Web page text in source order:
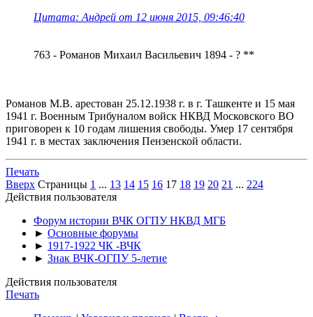
Цитата: Андрей от 12 июня 2015, 09:46:40
763 - Романов Михаил Васильевич 1894 - ? **
Романов М.В. арестован 25.12.1938 г. в г. Ташкенте и 15 мая
1941 г. Военным Трибуналом войск НКВД Московского ВО
приговорен к 10 годам лишения свободы. Умер 17 сентября
1941 г. в местах заключения Пензенской области.
Печать
Вверх Страницы 1 ... 13 14 15 16 17 18 19 20 21 ... 224
Действия пользователя
Форум истории ВЧК ОГПУ НКВД МГБ
► Основные форумы
► 1917-1922 ЧК -ВЧК
► Знак ВЧК-ОГПУ 5-летие
Действия пользователя
Печать